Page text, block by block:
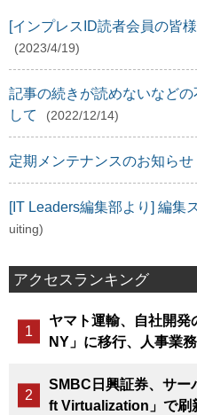
[インプレスID読者会員の皆
(2023/4/19)
記事の続きが読めないなど
して
(2022/12/14)
定期メンテナンスのお知らせ
[IT Leaders編集部より] 編集
uiting)
アクセスランキング
ヤマト運輸、自社開発
NY」に移行、人事業
SMBC日興証券、サー
ft Virtualization」で刷